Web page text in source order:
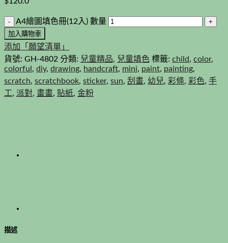
A4繪圖填色冊(12入) 數量
加入購物車
添加「願望清單」
貨號: GH-4802 分類: 兒童精品, 兒童填色 標籤: child, color,
colorful , diy, drawing, handcraft, mini, paint, painting,
scratch, scratchbook, sticker, sun, 刮畫, 幼兒, 彩條, 彩色, 手
工, 派對, 畫畫, 貼紙, 金粉
描述